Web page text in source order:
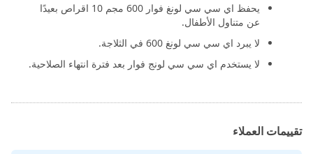
يحفظ اي سي سي لونغ فوار 600 مجم 10 اقراص بعيدًا
عن متناول الأطفال.
لا يبرد اي سي سي لونغ 600 في الثلاجة.
لا يستخدم اي سي سي لونج فوار بعد فترة انتهاء الصلاحية.
تقييمات العملاء